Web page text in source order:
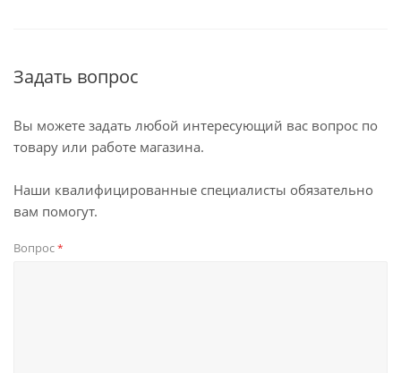
Задать вопрос
Вы можете задать любой интересующий вас вопрос по
товару или работе магазина.
Наши квалифицированные специалисты обязательно
вам помогут.
Вопрос*